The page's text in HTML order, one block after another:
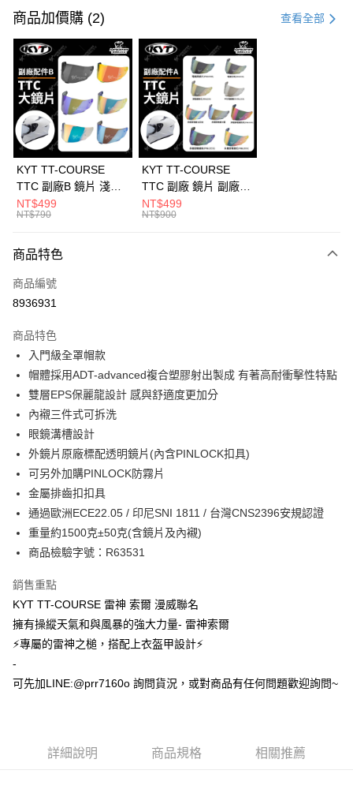
信用卡一次付款
Apple Pay
ATM付款
運送方式
宅配
每筆NT$100，滿NT$1,000(含以上)免運費
商品加價購 (2) 查看全部
KYT TT-COURSE
TTC 副廠B 鏡片 淺墨
多層膜電鍍 變色 面罩
防風鏡 安全帽配件
NT$499
NT$790
KYT TT-COURSE
TTC 副廠 鏡片 副廠A
淺電鍍 電鍍黃 多層膜
電鍍 玫瑰金 面罩 防風
NT$499
NT$900
商品特色
商品編號
8936931
商品特色
入門級全罩帽款
帽體採用ADT-advanced複合塑膠射出製成 有著高耐衝擊性特點
雙層EPS保麗龍設計 感與舒適度更加分
內襯三件式可拆洗
眼鏡溝槽設計
外鏡片原廠標配透明鏡片(內含PINLOCK扣具)
可另外加購PINLOCK防霧片
金屬排齒扣扣具
通過歐洲ECE22.05 / 印尼SNI 1811 / 台灣CNS2396安規認證
重量約1500克±50克(含鏡片及內襯)
商品檢驗字號：R63531
銷售重點
KYT TT-COURSE 雷神 索爾 漫威聯名
擁有操縱天氣和與風暴的強大力量- 雷神索爾
⚡專屬的雷神之槌，搭配上衣盔甲設計⚡
-
可先加LINE:@prr7160o 詢問貨況，或對商品有任何問題歡迎詢問~
詳細說明 商品規格 相關推薦